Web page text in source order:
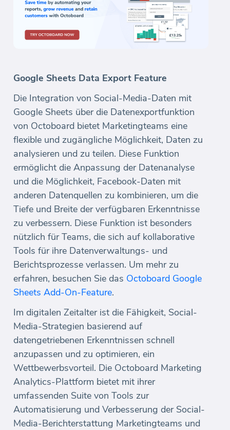
Google Sheets Data Export Feature
Die Integration von Social-Media-Daten mit
Google Sheets über die Datenexportfunktion
von Octoboard bietet Marketingteams eine
flexible und zugängliche Möglichkeit, Daten zu
analysieren und zu teilen. Diese Funktion
ermöglicht die Anpassung der Datenanalyse
und die Möglichkeit, Facebook-Daten mit
anderen Datenquellen zu kombinieren, um die
Tiefe und Breite der verfügbaren Erkenntnisse
zu verbessern. Diese Funktion ist besonders
nützlich für Teams, die sich auf kollaborative
Tools für ihre Datenverwaltungs- und
Berichtsprozesse verlassen. Um mehr zu
erfahren, besuchen Sie das Octoboard Google
Sheets Add-On-Feature.
Im digitalen Zeitalter ist die Fähigkeit, Social-
Media-Strategien basierend auf
datengetriebenen Erkenntnissen schnell
anzupassen und zu optimieren, ein
Wettbewerbsvorteil. Die Octoboard Marketing
Analytics-Plattform bietet mit ihrer
umfassenden Suite von Tools zur
Automatisierung und Verbesserung der Social-
Media-Berichterstattung Marketingteams und